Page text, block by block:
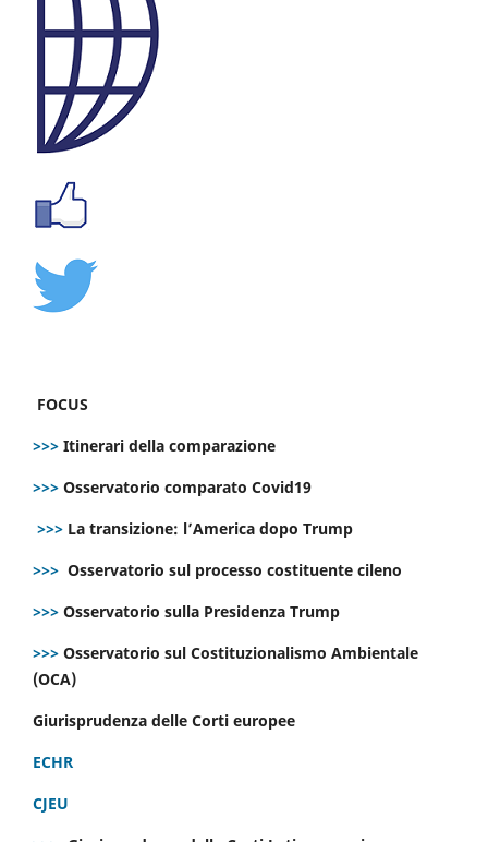
FOCUS
>>> Itinerari della comparazione
>>> Osservatorio comparato Covid19
>>> La transizione: l’America dopo Trump
>>> Osservatorio sul processo costituente cileno
>>> Osservatorio sulla Presidenza Trump
>>> Osservatorio sul Costituzionalismo Ambientale
(OCA)
Giurisprudenza delle Corti europee
ECHR
CJEU